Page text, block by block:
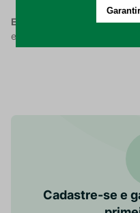
Embalagem composta por:
e 2 (dois) porta travesseiro
Cadastre-se e